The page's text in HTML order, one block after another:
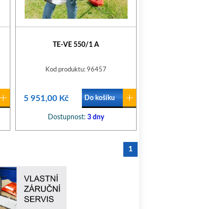
TE-VE 550/1 A
Kod produktu: 96457
5 951,00 Kč Do košíku
Dostupnost: 3 dny
1